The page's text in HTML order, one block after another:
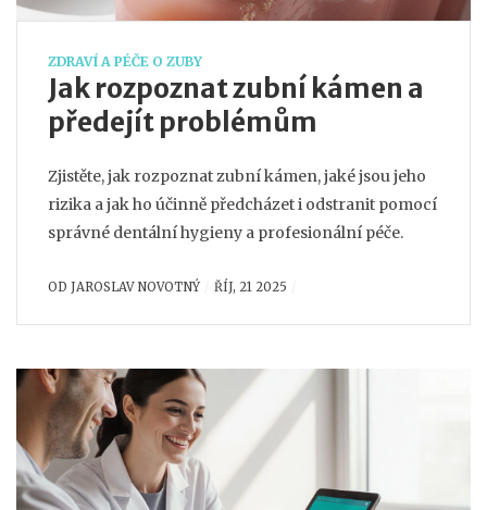
ZDRAVÍ A PÉČE O ZUBY
Jak rozpoznat zubní kámen a
předejít problémům
Zjistěte, jak rozpoznat zubní kámen, jaké jsou jeho
rizika a jak ho účinně předcházet i odstranit pomocí
správné dentální hygieny a profesionální péče.
OD JAROSLAV NOVOTNÝ ŘÍJ, 21 2025